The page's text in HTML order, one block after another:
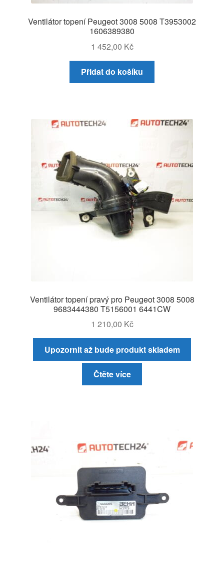
Ventilátor topení Peugeot 3008 5008 T3953002
1606389380
1 452,00 Kč
Přidat do košíku
Ventilátor topení pravý pro Peugeot 3008 5008
9683444380 T5156001 6441CW
1 210,00 Kč
Upozornit až bude produkt skladem
Čtěte více